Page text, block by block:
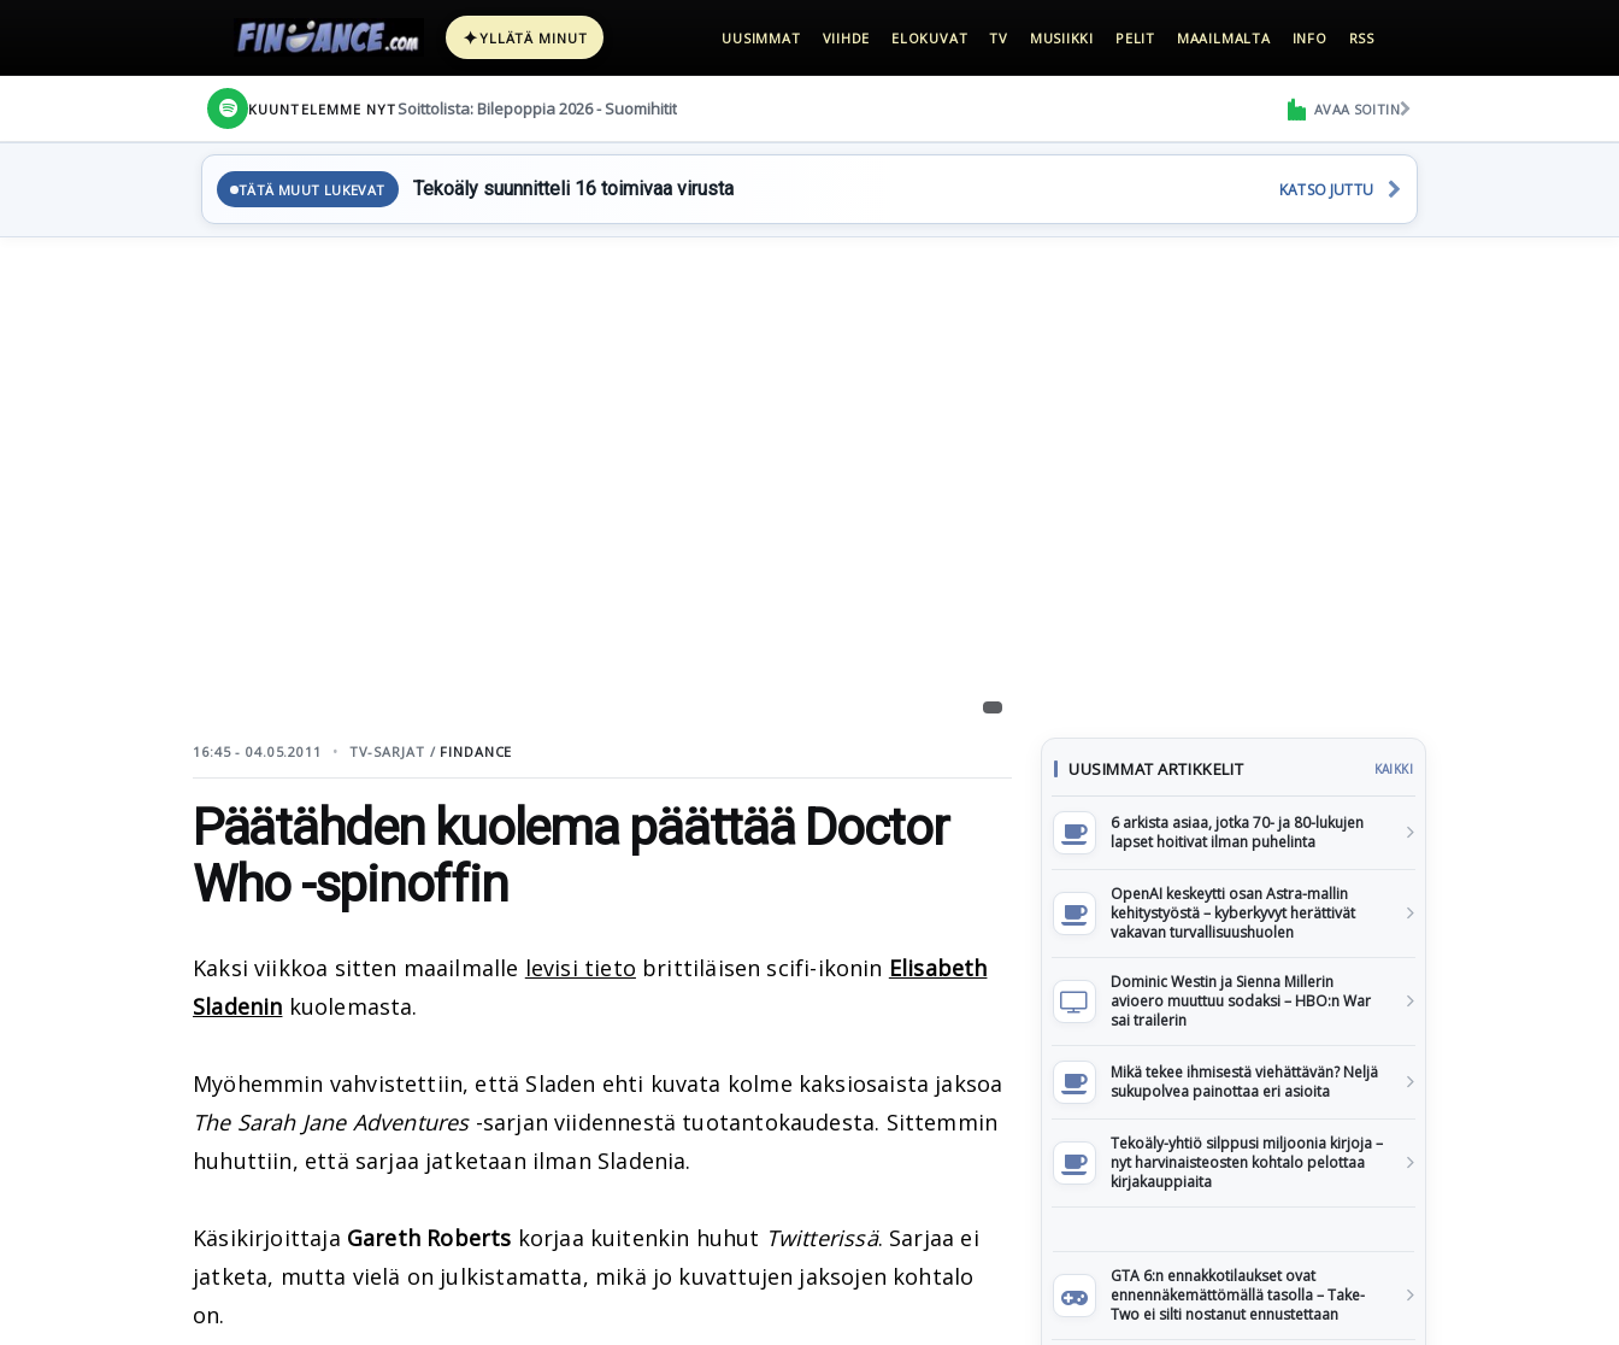
✦YLLÄTÄ MINUT UUSIMMAT VIIHDE ELOKUVAT TV MUSIIKKI PELIT MAAILMALTA INFO RSS
KUUNTELEMME NYT Soittolista: Bilepoppia 2026 - Suomihitit AVAA SOITIN
TÄTÄ MUUT LUKEVAT Tekoäly suunnitteli 16 toimivaa virusta KATSO JUTTU
16:45 - 04.05.2011 TV-SARJAT / FINDANCE
Päätähden kuolema päättää Doctor
Who -spinoffin
Kaksi viikkoa sitten maailmalle levisi tieto brittiläisen scifi-ikonin Elisabeth
Sladenin kuolemasta.
Myöhemmin vahvistettiin, että Sladen ehti kuvata kolme kaksiosaista jaksoa
The Sarah Jane Adventures-sarjan viidennestä tuotantokaudesta. Sittemmin
huhuttiin, että sarjaa jatketaan ilman Sladenia.
Käsikirjoittaja Gareth Roberts korjaa kuitenkin huhut Twitterissä. Sarjaa ei
jatketa, mutta vielä on julkistamatta, mikä jo kuvattujen jaksojen kohtalo
on.
UUSIMMAT ARTIKKELIT KAIKKI
6 arkista asiaa, jotka 70- ja 80-lukujen
lapset hoitivat ilman puhelinta
OpenAI keskeytti osan Astra-mallin
kehitystyöstä – kyberkyvyt herättivät
vakavan turvallisuushuolen
Dominic Westin ja Sienna Millerin
avioero muuttuu sodaksi – HBO:n War
sai trailerin
Mikä tekee ihmisestä viehättävän? Neljä
sukupolvea painottaa eri asioita
Tekoäly-yhtiö silppusi miljoonia kirjoja –
nyt harvinaisteosten kohtalo pelottaa
kirjakauppiaita
GTA 6:n ennakkotilaukset ovat
ennennäkemättömällä tasolla – Take-
Two ei silti nostanut ennustettaan